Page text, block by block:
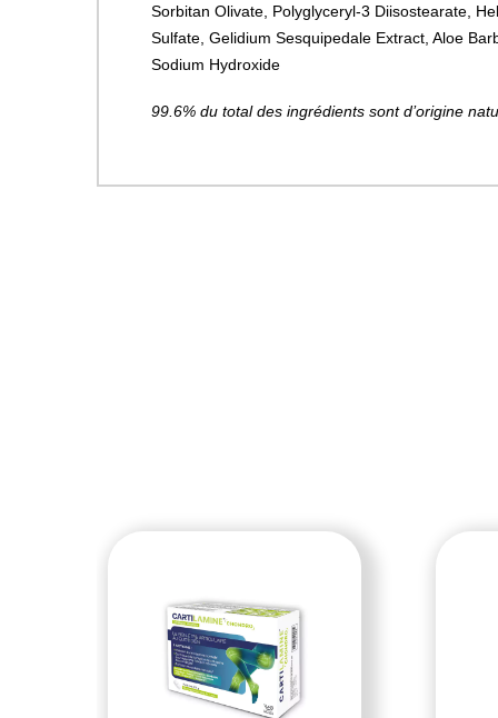
Sorbitan Olivate, Polyglyceryl-3 Diisostearate,
Sulfate, Gelidium Sesquipedale Extract, Aloe
Sodium Hydroxide
99.6% du total des ingrédients sont d’origine